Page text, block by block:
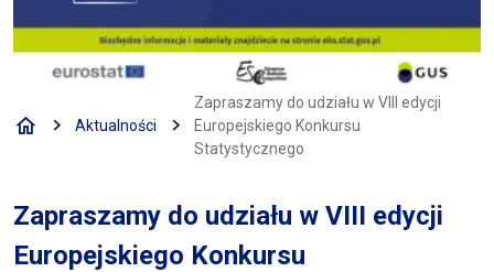
Aktualności
Zapraszamy do udziału w VIII edycji
Europejskiego Konkursu
Statystycznego
Zapraszamy do udziału w VIII edycji
Europejskiego Konkursu